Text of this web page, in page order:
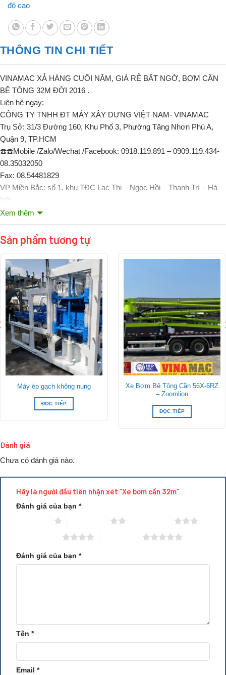
độ cao
THÔNG TIN CHI TIẾT
VINAMAC XẢ HÀNG CUỐI NĂM, GIÁ RẺ BẤT NGỜ, BƠM CẦN
BÊ TÔNG 32M ĐỜI 2016 .
Liên hệ ngay:
CÔNG TY TNHH ĐT MÁY XÂY DỰNG VIỆT NAM- VINAMAC
Trụ Sở: 31/3 Đường 160, Khu Phố 3, Phường Tăng Nhơn Phú A,
Quận 9, TP.HCM
☎️☎️Mobile /Zalo/Wechat /Facebook: 0918.119.891 – 0909.119.434-
08.35032050
Fax: 08.54481829
VP Miền Bắc: số 1, khu TĐC Lạc Thị – Ngọc Hồi – Thanh Trì – Hà
Nội
☎️☎️Mobile /Zalo/Wechat /Facebook: 0903.773.191 – 0915.475.216
Xem thêm
Sản phẩm tương tự
Máy ép gạch không nung
ĐỌC TIẾP
Xe Bơm Bê Tông Cần 56X-6RZ
– Zoomlion
ĐỌC TIẾP
Đánh giá
Chưa có đánh giá nào.
Hãy là người đầu tiên nhận xét “Xe bơm cần 32m”
Đánh giá của bạn *
Đánh giá của bạn *
Tên *
Email *